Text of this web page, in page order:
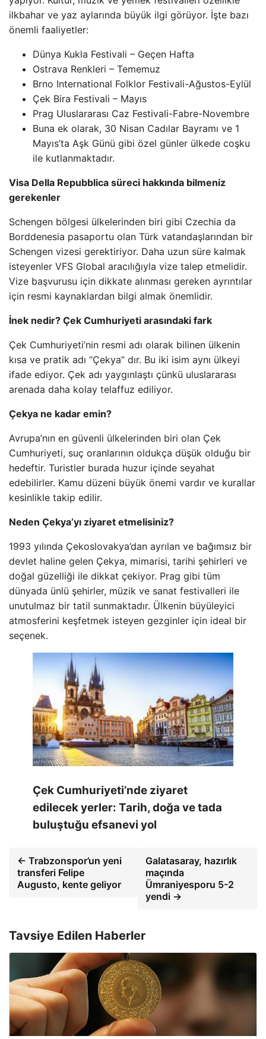
ilkbahar ve yaz aylarında büyük ilgi görüyor. İşte bazı
önemli faaliyetler:
Dünya Kukla Festivali – Geçen Hafta
Ostrava Renkleri – Tememuz
Brno International Folklor Festivali-Ağustos-Eylül
Çek Bira Festivali – Mayıs
Prag Uluslararası Caz Festivali-Fabre-Novembre
Buna ek olarak, 30 Nisan Cadılar Bayramı ve 1
Mayıs’ta Aşk Günü gibi özel günler ülkede coşku
ile kutlanmaktadır.
Visa Della Repubblica süreci hakkında bilmeniz
gerekenler
Schengen bölgesi ülkelerinden biri gibi Czechia da
Borddenesia pasaportu olan Türk vatandaşlarından bir
Schengen vizesi gerektiriyor. Daha uzun süre kalmak
isteyenler VFS Global aracılığıyla vize talep etmelidir.
Vize başvurusu için dikkate alınması gereken ayrıntılar
için resmi kaynaklardan bilgi almak önemlidir.
İnek nedir? Çek Cumhuriyeti arasındaki fark
Çek Cumhuriyeti’nin resmi adı olarak bilinen ülkenin
kısa ve pratik adı “Çekya” dır. Bu iki isim aynı ülkeyi
ifade ediyor. Çek adı yaygınlaştı çünkü uluslararası
arenada daha kolay telaffuz ediliyor.
Çekya ne kadar emin?
Avrupa’nın en güvenli ülkelerinden biri olan Çek
Cumhuriyeti, suç oranlarının oldukça düşük olduğu bir
hedeftir. Turistler burada huzur içinde seyahat
edebilirler. Kamu düzeni büyük önemi vardır ve kurallar
kesinlikle takip edilir.
Neden Çekya’yı ziyaret etmelisiniz?
1993 yılında Çekoslovakya’dan ayrılan ve bağımsız bir
devlet haline gelen Çekya, mimarisi, tarihi şehirleri ve
doğal güzelliği ile dikkat çekiyor. Prag gibi tüm
dünyada ünlü şehirler, müzik ve sanat festivalleri ile
unutulmaz bir tatil sunmaktadır. Ülkenin büyüleyici
atmosferini keşfetmek isteyen gezginler için ideal bir
seçenek.
Çek Cumhuriyeti’nde ziyaret
edilecek yerler: Tarih, doğa ve tada
buluştuğu efsanevi yol
← Trabzonspor’un yeni
transferi Felipe
Augusto, kente geliyor
Galatasaray, hazırlık
maçında
Ümraniyesporu 5-2
yendi →
Tavsiye Edilen Haberler